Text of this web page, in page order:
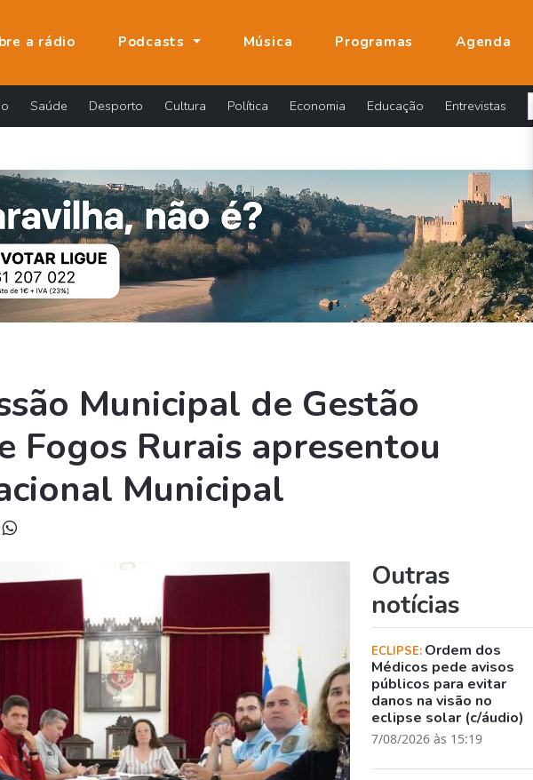
a rádio Podcasts Música Programas Agenda
Saúde Desporto Cultura Política Economia Educação Entrevistas
Municipal de Gestão
Fogos Rurais apresentou
Municipal
Outras
notícias
ECLIPSE: Ordem dos
Médicos pede avisos
públicos para evitar
danos na visão no
eclipse solar (c/áudio)
7/08/2026 às 15:19